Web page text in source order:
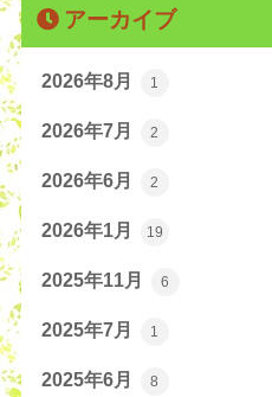
アーカイブ
2026年8月 1
2026年7月 2
2026年6月 2
2026年1月 19
2025年11月 6
2025年7月 1
2025年6月 8